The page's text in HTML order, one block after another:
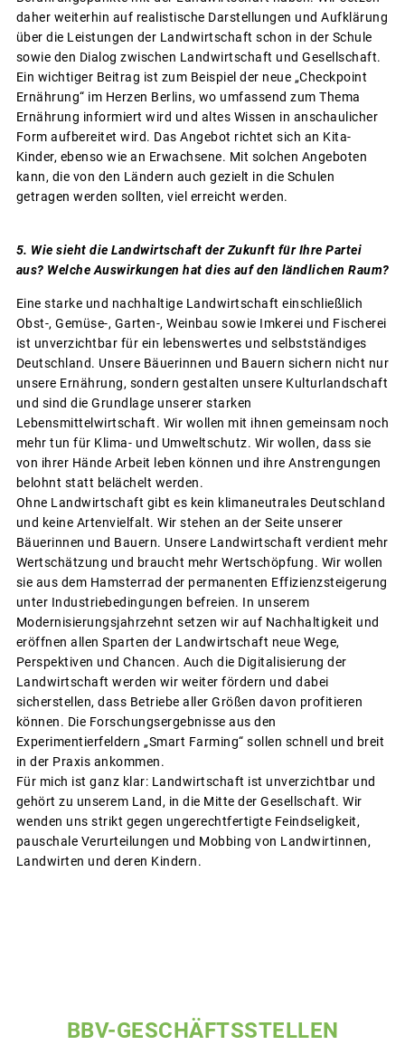
daher weiterhin auf realistische Darstellungen und Aufklärung
über die Leistungen der Landwirtschaft schon in der Schule
sowie den Dialog zwischen Landwirtschaft und Gesellschaft.
Ein wichtiger Beitrag ist zum Beispiel der neue „Checkpoint
Ernährung“ im Herzen Berlins, wo umfassend zum Thema
Ernährung informiert wird und altes Wissen in anschaulicher
Form aufbereitet wird. Das Angebot richtet sich an Kita-
Kinder, ebenso wie an Erwachsene. Mit solchen Angeboten
kann, die von den Ländern auch gezielt in die Schulen
getragen werden sollten, viel erreicht werden.
5. Wie sieht die Landwirtschaft der Zukunft für Ihre Partei
aus? Welche Auswirkungen hat dies auf den ländlichen Raum?
Eine starke und nachhaltige Landwirtschaft einschließlich
Obst-, Gemüse-, Garten-, Weinbau sowie Imkerei und Fischerei
ist unverzichtbar für ein lebenswertes und selbstständiges
Deutschland. Unsere Bäuerinnen und Bauern sichern nicht nur
unsere Ernährung, sondern gestalten unsere Kulturlandschaft
und sind die Grundlage unserer starken
Lebensmittelwirtschaft. Wir wollen mit ihnen gemeinsam noch
mehr tun für Klima- und Umweltschutz. Wir wollen, dass sie
von ihrer Hände Arbeit leben können und ihre Anstrengungen
belohnt statt belächelt werden.
Ohne Landwirtschaft gibt es kein klimaneutrales Deutschland
und keine Artenvielfalt. Wir stehen an der Seite unserer
Bäuerinnen und Bauern. Unsere Landwirtschaft verdient mehr
Wertschätzung und braucht mehr Wertschöpfung. Wir wollen
sie aus dem Hamsterrad der permanenten Effizienzsteigerung
unter Industriebedingungen befreien. In unserem
Modernisierungsjahrzehnt setzen wir auf Nachhaltigkeit und
eröffnen allen Sparten der Landwirtschaft neue Wege,
Perspektiven und Chancen. Auch die Digitalisierung der
Landwirtschaft werden wir weiter fördern und dabei
sicherstellen, dass Betriebe aller Größen davon profitieren
können. Die Forschungsergebnisse aus den
Experimentierfeldern „Smart Farming“ sollen schnell und breit
in der Praxis ankommen.
Für mich ist ganz klar: Landwirtschaft ist unverzichtbar und
gehört zu unserem Land, in die Mitte der Gesellschaft. Wir
wenden uns strikt gegen ungerechtfertigte Feindseligkeit,
pauschale Verurteilungen und Mobbing von Landwirtinnen,
Landwirten und deren Kindern.
BBV-GESCHÄFTSSTELLEN